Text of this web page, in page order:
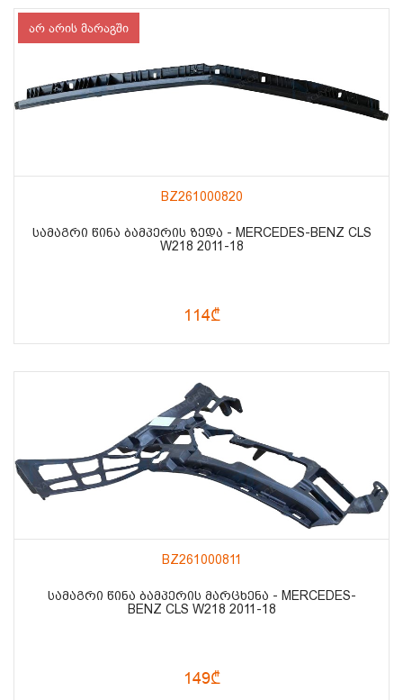
არ არის მარაგში
BZ261000820
ᲡᲐᲛᲐᲒᲠᲘ ᲬᲘᲜᲐ ᲑᲐᲛᲞᲔᲠᲘᲡ ᲖᲔᲓᲐ - MERCEDES-BENZ CLS
W218 2011-18
114₾
BZ261000811
ᲡᲐᲛᲐᲒᲠᲘ ᲬᲘᲜᲐ ᲑᲐᲛᲞᲔᲠᲘᲡ ᲛᲐᲠᲪᲮᲔᲜᲐ - MERCEDES-
BENZ CLS W218 2011-18
149₾